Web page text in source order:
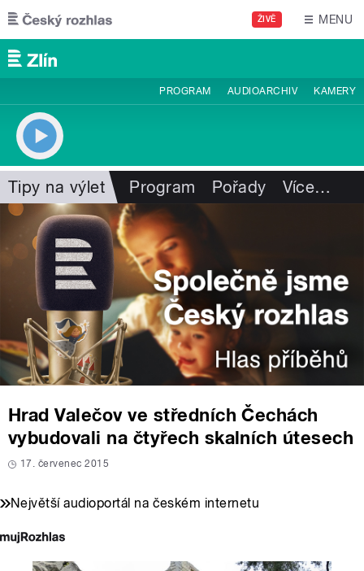
Přejít k hlavnímu obsahu
ŽIVĚ MENU
PROGRAM AUDIOARCHIV KAMERY
Tipy na výlet Program Pořady Více…
Hrad Valečov ve středních Čechách
vybudovali na čtyřech skalních útesech
17. červenec 2015
Největší audioportál na českém internetu